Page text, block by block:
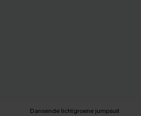
Dansende lichtgroene jumpsuit